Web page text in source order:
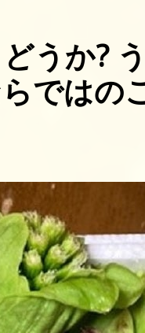
うか?
ではの